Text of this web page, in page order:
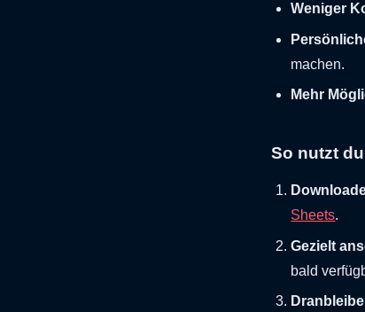
Weniger
machen.
Mehr
So nutzt
Sheets.
Gezielt
bald